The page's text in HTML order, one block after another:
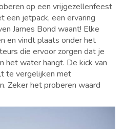
op een vrijgezellenfeest
een jetpack, een ervaring
James Bond waant! Elke
en vindt plaats onder het
die ervoor zorgen dat je
het water hangt. De kick van
te vergelijken met
Zeker het proberen waard